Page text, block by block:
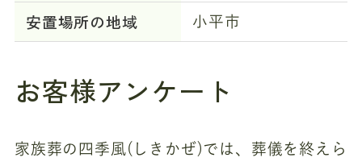
安置場所の地域 小平市
お客様アンケート
家族葬の四季風(しきかぜ)では、葬儀を終えら